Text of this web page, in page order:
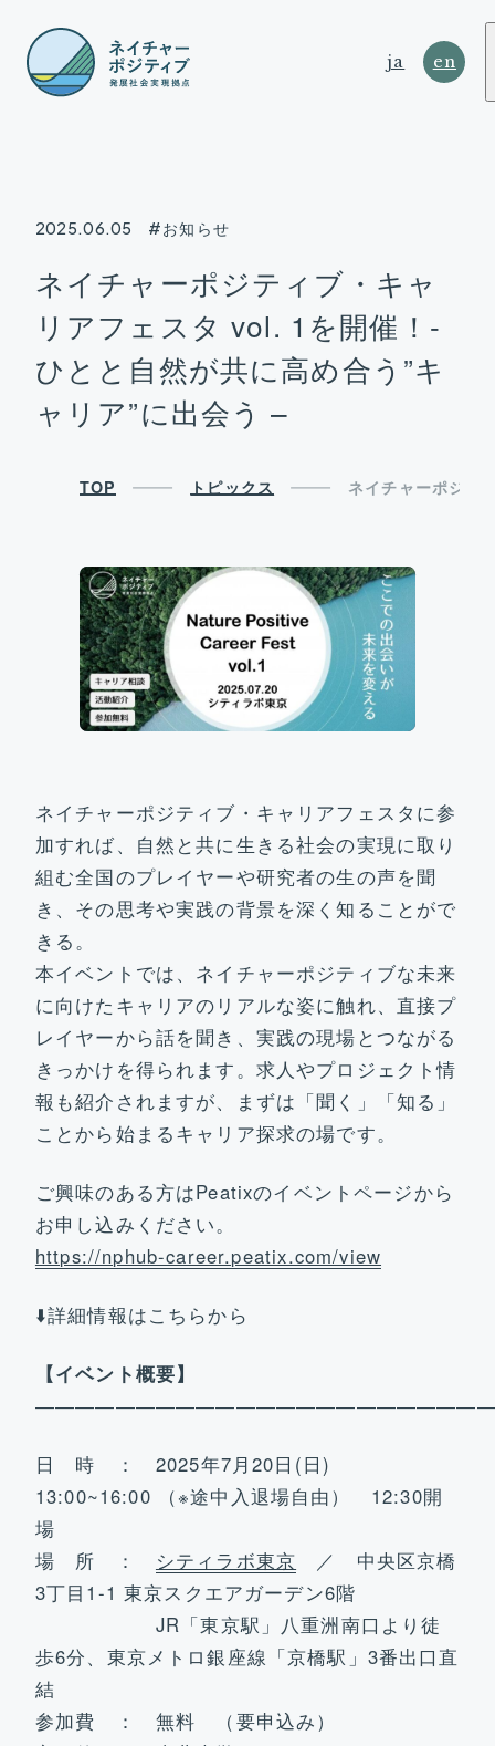
NATURE
POSITIVE
SUSTAINABLE DEVELOPMENT HUB
研究開発部門
社会実装部門
運営体制&コアメンバー
参画機関
お問い合わせ
ja en
2025.06.05 #お知らせ
ネイチャーポジティブ・キャ
リアフェスタ vol. 1を開催！-
ひとと自然が共に高め合う”キ
ャリア”に出会う –
TOP トピックス ネイチャーポジテ
ネイチャーポジティブ・キャリアフェスタに参
加すれば、自然と共に生きる社会の実現に取り
組む全国のプレイヤーや研究者の生の声を聞
き、その思考や実践の背景を深く知ることがで
きる。
本イベントでは、ネイチャーポジティブな未来
に向けたキャリアのリアルな姿に触れ、直接プ
レイヤーから話を聞き、実践の現場とつながる
きっかけを得られます。求人やプロジェクト情
報も紹介されますが、まずは「聞く」「知る」
ことから始まるキャリア探求の場です。
ご興味のある方はPeatixのイベントページから
お申し込みください。
https://nphub-career.peatix.com/view
⬇️詳細情報はこちらから
【イベント概要】
日 時 ： 2025年7月20日(日)
13:00~16:00 （※途中入退場自由） 12:30開
場
場 所 ： シティラボ東京 ／ 中央区京橋
3丁目1-1 東京スクエアガーデン6階
JR「東京駅」八重洲南口より徒
歩6分、東京メトロ銀座線「京橋駅」3番出口直
結
参加費 ： 無料 （要申込み）